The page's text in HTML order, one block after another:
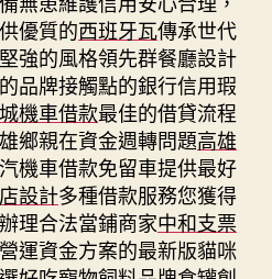
優質的西班牙瓦傳承世代
強的風格領先群餐廳設計
品牌接觸點的銀行信用瑕
機車借款最佳的借貸流程
鄉親在資金週轉問題高雄
機車借款免留車提供最好
設計多種借款服務您獲得
理合法當鋪商家中和支票
運資金方案的最新版貓咪